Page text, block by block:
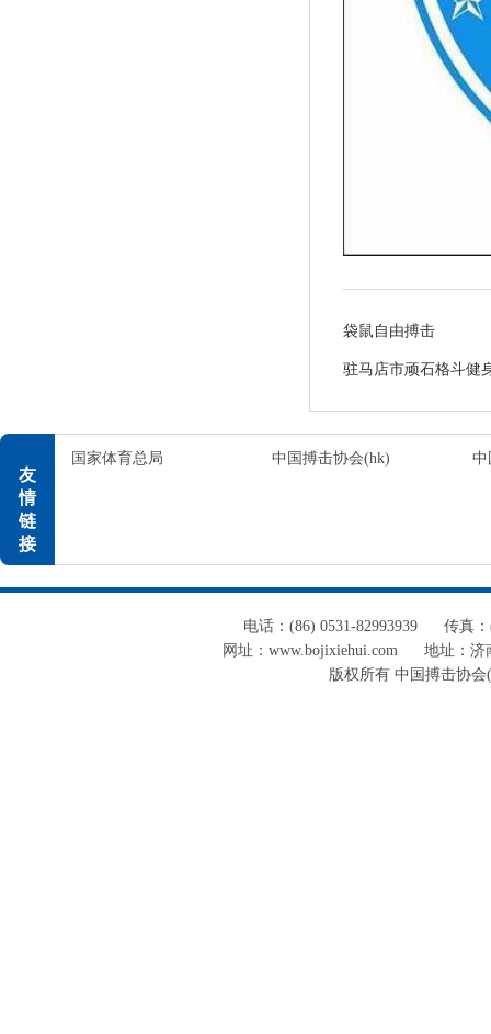
袋鼠自由搏击
驻马店市顽石格斗健
友
情
链
接
国家体育总局 中国搏击协会(hk) 中
电话：(86) 0531-82993939
传真
网址：www.bojixiehui.com
地址：济
版权所有 中国搏击协会